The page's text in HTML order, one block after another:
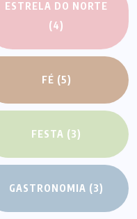
ESTRELA DO NORTE
(4)
FÉ (5)
FESTA (3)
GASTRONOMIA (3)